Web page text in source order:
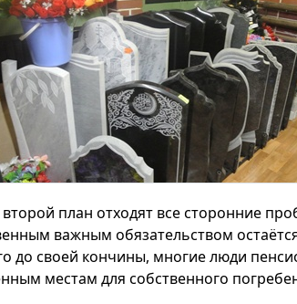
план отходят все сторонние
важным обязательством
до своей кончины, многие люди
местам для собственного